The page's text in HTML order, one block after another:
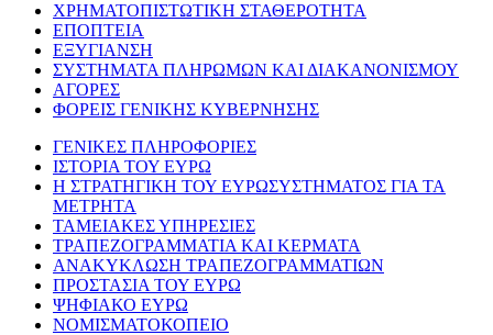
ΧΡΗΜΑΤΟΠΙΣΤΩΤΙΚΗ ΣΤΑΘΕΡΟΤΗΤΑ
ΕΠΟΠΤΕΙΑ
ΕΞΥΓΙΑΝΣΗ
ΣΥΣΤΗΜΑΤΑ ΠΛΗΡΩΜΩΝ ΚΑΙ ΔΙΑΚΑΝΟΝΙΣΜΟΥ
ΑΓΟΡΕΣ
ΦΟΡΕΙΣ ΓΕΝΙΚΗΣ ΚΥΒΕΡΝΗΣΗΣ
ΓΕΝΙΚΕΣ ΠΛΗΡΟΦΟΡΙΕΣ
ΙΣΤΟΡΙΑ ΤΟΥ ΕΥΡΩ
Η ΣΤΡΑΤΗΓΙΚΗ ΤΟΥ ΕΥΡΩΣΥΣΤΗΜΑΤΟΣ ΓΙΑ ΤΑ
ΜΕΤΡΗΤΑ
ΤΑΜΕΙΑΚΕΣ ΥΠΗΡΕΣΙΕΣ
ΤΡΑΠΕΖΟΓΡΑΜΜΑΤΙΑ ΚΑΙ ΚΕΡΜΑΤΑ
ΑΝΑΚΥΚΛΩΣΗ ΤΡΑΠΕΖΟΓΡΑΜΜΑΤΙΩΝ
ΠΡΟΣΤΑΣΙΑ ΤΟΥ ΕΥΡΩ
ΨΗΦΙΑΚΟ ΕΥΡΩ
ΝΟΜΙΣΜΑΤΟΚΟΠΕΙΟ